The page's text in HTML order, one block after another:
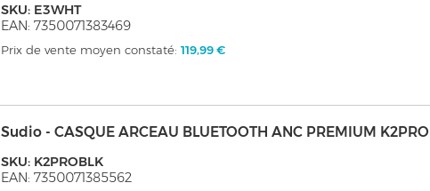
SKU: E3WHT
EAN: 7350071383469
Prix de vente moyen constaté:119,99 €
Sudio - CASQUE ARCEAU BLUETOOTH ANC PREMIUM
SKU: K2PROBLK
EAN: 7350071385562